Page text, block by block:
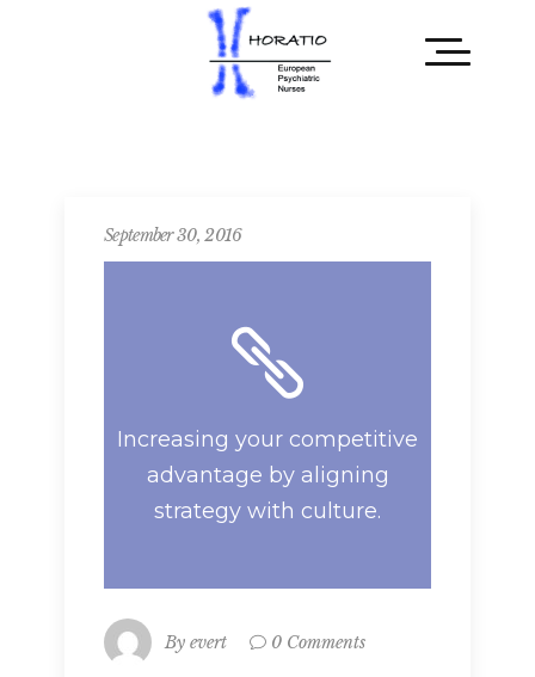
September 30, 2016
Increasing your competitive
advantage by aligning
strategy with culture.
By evert 0 Comments